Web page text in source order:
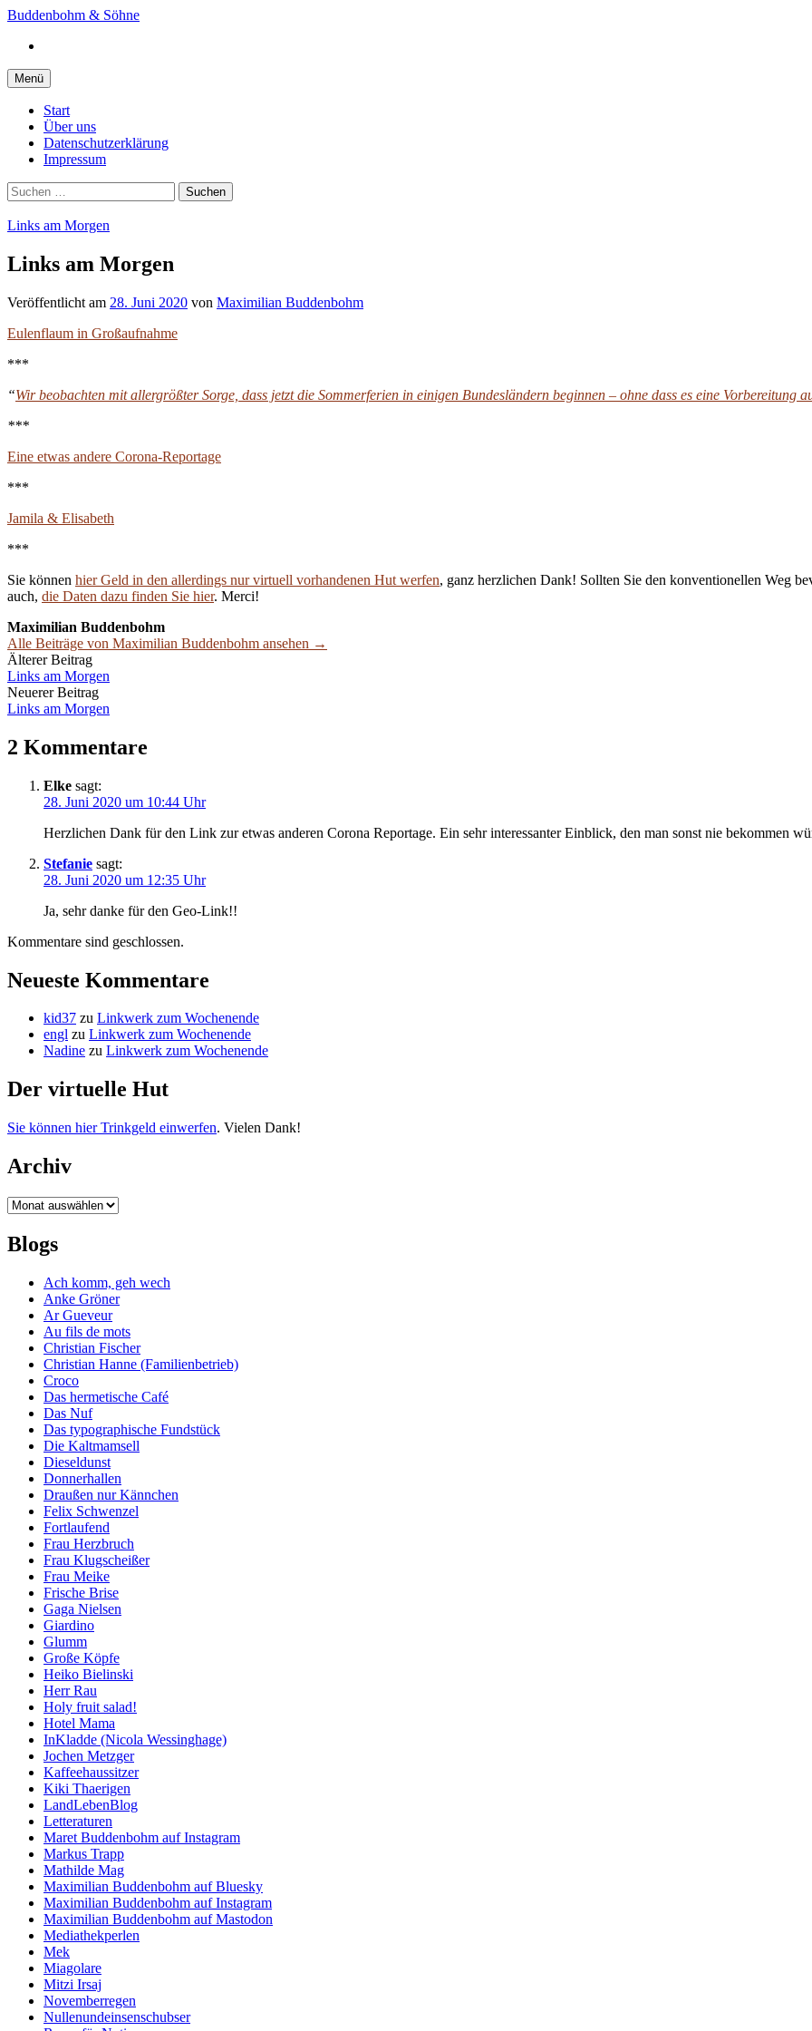
Springe
Inhalt
Buddenbohm & Söhne
Menü
Start
Über uns
Datenschutzerklärung
Impressum
Suchen
nach:
Links am Morgen
Links am Morgen
Veröffentlicht am 28. Juni 2020 von Maximilian Buddenbohm
Eulenflaum in Großaufnahme
***
“Wir beobachten mit allergrößter Sorge, dass jetzt die Sommerferien in einigen Bundesländern beginnen – ohne dass es eine Vorbereitung
***
Eine etwas andere Corona-Reportage
***
Jamila & Elisabeth
***
Sie können hier Geld in den allerdings nur virtuell vorhandenen Hut werfen, ganz herzlichen Dank! Sollten Sie den konventionellen Weg
auch, die Daten dazu finden Sie hier. Merci!
Maximilian Buddenbohm
Alle Beiträge von Maximilian Buddenbohm ansehen →
Beitrags-
Navigation
Älterer Beitrag
Links am Morgen
Neuerer Beitrag
Links am Morgen
2 Kommentare
Elke sagt:
28. Juni 2020 um 10:44 Uhr
Herzlichen Dank für den Link zur etwas anderen Corona Reportage. Ein sehr interessanter Einblick, den man sonst nie bekommen
Stefanie sagt:
28. Juni 2020 um 12:35 Uhr
Ja, sehr danke für den Geo-Link!!
Kommentare sind geschlossen.
Neueste Kommentare
kid37 zu Linkwerk zum Wochenende
engl zu Linkwerk zum Wochenende
Nadine zu Linkwerk zum Wochenende
Der virtuelle Hut
Sie können hier Trinkgeld einwerfen. Vielen Dank!
Archiv
Archiv
Blogs
Ach komm, geh wech
Anke Gröner
Ar Gueveur
Au fils de mots
Christian Fischer
Christian Hanne (Familienbetrieb)
Croco
Das hermetische Café
Das Nuf
Das typographische Fundstück
Die Kaltmamsell
Dieseldunst
Donnerhallen
Draußen nur Kännchen
Felix Schwenzel
Fortlaufend
Frau Herzbruch
Frau Klugscheißer
Frau Meike
Frische Brise
Gaga Nielsen
Giardino
Glumm
Große Köpfe
Heiko Bielinski
Herr Rau
Holy fruit salad!
Hotel Mama
InKladde (Nicola Wessinghage)
Jochen Metzger
Kaffeehaussitzer
Kiki Thaerigen
LandLebenBlog
Letteraturen
Maret Buddenbohm auf Instagram
Markus Trapp
Mathilde Mag
Maximilian Buddenbohm auf Bluesky
Maximilian Buddenbohm auf Instagram
Maximilian Buddenbohm auf Mastodon
Mediathekperlen
Mek
Miagolare
Mitzi Irsaj
Novemberregen
Nullenundeinsenschubser